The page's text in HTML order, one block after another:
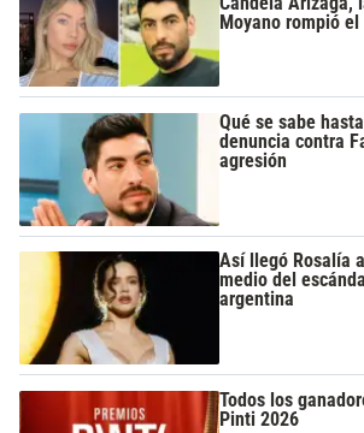
Moyano rompió
Qué se sabe
denuncia contra
agresión
Así llegó Rosalía
medio del
argentina
Todos los
Pinti 2026